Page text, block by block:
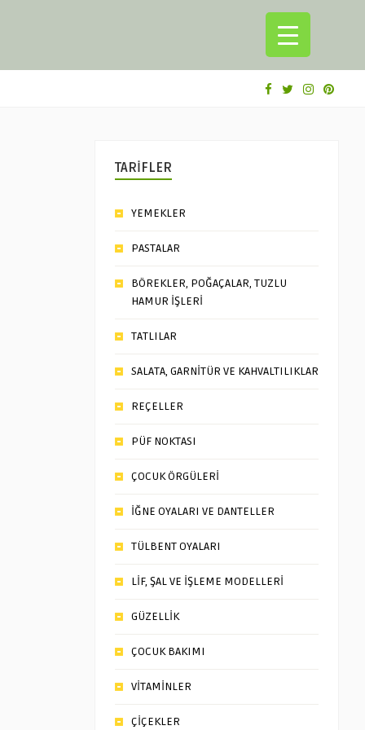
TARİFLER
YEMEKLER
PASTALAR
BÖREKLER, POĞAÇALAR, TUZLU
HAMUR İŞLERİ
TATLILAR
SALATA, GARNİTÜR VE KAHVALTILIKLAR
REÇELLER
PÜF NOKTASI
ÇOCUK ÖRGÜLERİ
İĞNE OYALARI VE DANTELLER
TÜLBENT OYALARI
LİF, ŞAL VE İŞLEME MODELLERİ
GÜZELLİK
ÇOCUK BAKIMI
VİTAMİNLER
ÇİÇEKLER